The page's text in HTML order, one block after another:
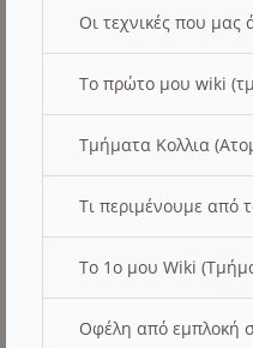
Οι τεχνικές που
Το πρώτο μου wiki
Τμήματα Κολλια
Τι περιμένουμε από
Το 1ο μου Wiki
Οφέλη από εμπλοκή